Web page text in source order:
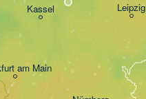
am Main
Kassel
Leipzig